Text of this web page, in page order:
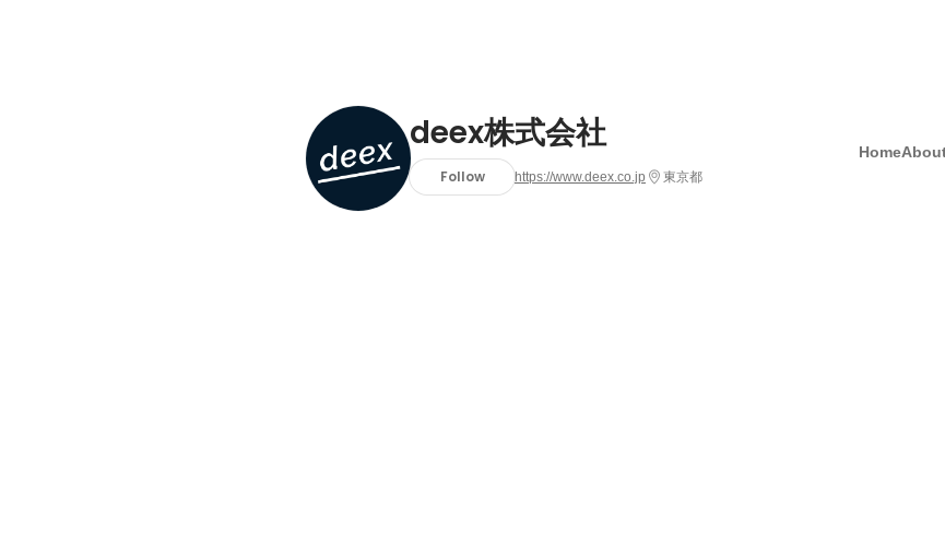
deex株式会社
Follow https://www.deex.co.jp 東京都
Home